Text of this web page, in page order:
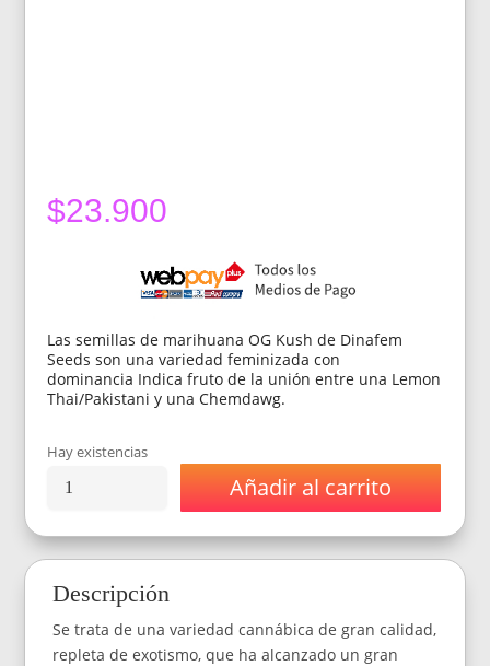
$23.900
Las semillas de marihuana OG Kush de Dinafem
Seeds son una variedad feminizada con
dominancia Indica fruto de la unión entre una Lemon
Thai/Pakistani y una Chemdawg.
Hay existencias
Semillas
Seeds
Og
x3
Añadir al carrito
Descripción
Se trata de una variedad cannábica de gran calidad,
repleta de exotismo, que ha alcanzado un gran